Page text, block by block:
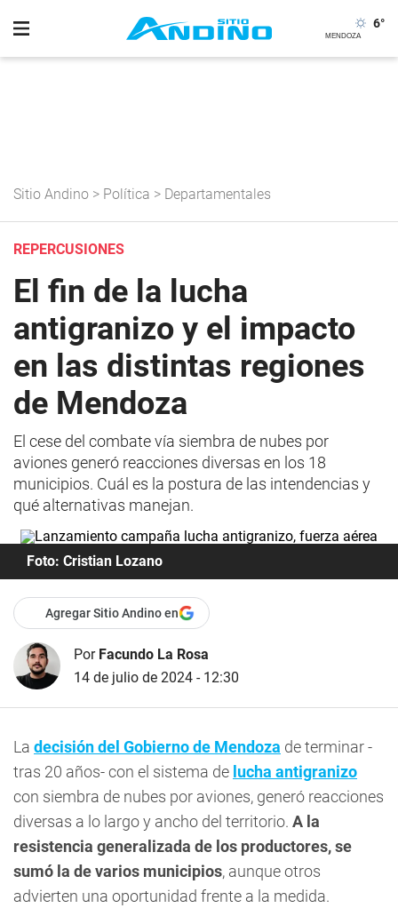
6°
Sitio Andino > Política > Departamentales
REPERCUSIONES
El fin de la lucha
antigranizo y el impacto
en las distintas regiones
de Mendoza
El cese del combate vía siembra de nubes por
aviones generó reacciones diversas en los 18
municipios. Cuál es la postura de las intendencias y
qué alternativas manejan.
Foto: Cristian Lozano
Agregar Sitio Andino en
Por Facundo La Rosa
14 de julio de 2024 - 12:30
La decisión del Gobierno de Mendoza de terminar -
tras 20 años- con el sistema de lucha antigranizo
con siembra de nubes por aviones, generó reacciones
diversas a lo largo y ancho del territorio. A la
resistencia generalizada de los productores, se
sumó la de varios municipios, aunque otros
advierten una oportunidad frente a la medida.